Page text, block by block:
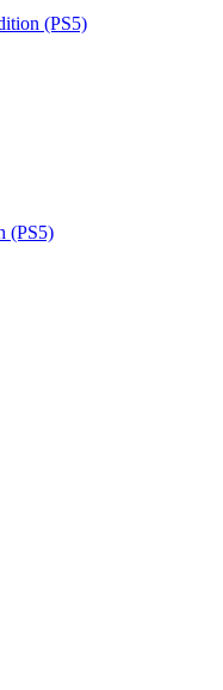
(PS5)
(PS5)